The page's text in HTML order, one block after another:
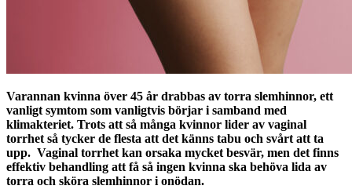
Varannan kvinna över 45 år drabbas av torra slemhinnor, ett
vanligt symtom som vanligtvis börjar i samband med
klimakteriet. Trots att så många kvinnor lider av vaginal
torrhet så tycker de flesta att det känns tabu och svårt att ta
upp. Vaginal torrhet kan orsaka mycket besvär, men det finns
effektiv behandling att få så ingen kvinna ska behöva lida av
torra och sköra slemhinnor i onödan.